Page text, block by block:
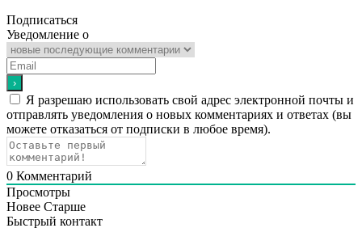
Подписаться
Уведомление о
Я разрешаю использовать свой адрес электронной почты и
отправлять уведомления о новых комментариях и ответах (вы
можете отказаться от подписки в любое время).
0 Комментарий
Просмотры
Новее Старше
Быстрый контакт